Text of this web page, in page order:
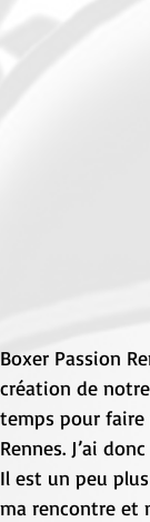
Boxer Passion
création de
temps pour faire
Rennes. J’ai
Il est un peu
ma rencontre et